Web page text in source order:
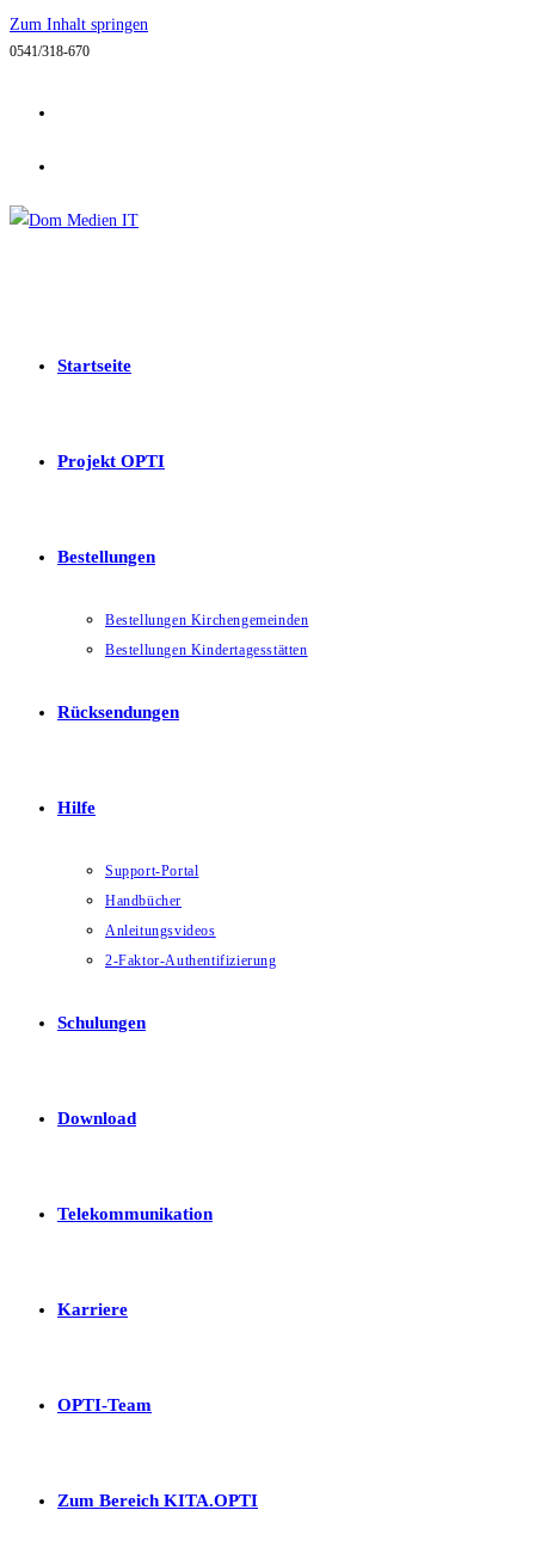
Zum Inhalt springen
0541/318-670
Startseite
Projekt OPTI
Bestellungen
Bestellungen Kirchengemeinden
Bestellungen Kindertagesstätten
Rücksendungen
Hilfe
Support-Portal
Handbücher
Anleitungsvideos
2-Faktor-Authentifizierung
Schulungen
Download
Telekommunikation
Karriere
OPTI-Team
Zum Bereich KITA.OPTI